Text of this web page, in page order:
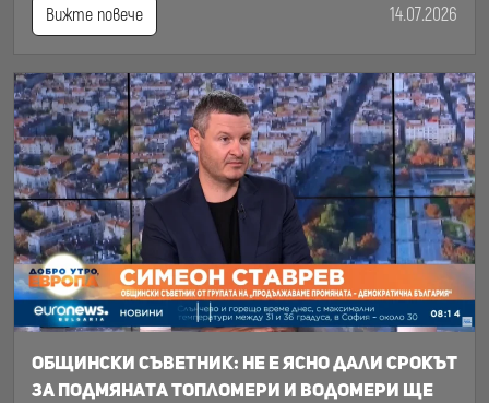
Вижте повече 14.07.2026
Общински съветник: Не е ясно дали срокът
за подмяната топломери и водомери ще